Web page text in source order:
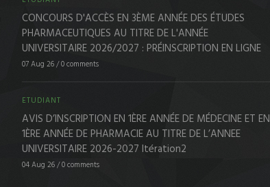
CONCOURS D'ACCÈS EN 3ÈME ANNÉE DES ÉTUDES
PHARMACEUTIQUES AU TITRE DE L'ANNÉE
UNIVERSITAIRE 2026/2027 : PRÉINSCRIPTION EN LIGNE
07 Aug 26/0 comments
ETUDIANT
AVIS D’INSCRIPTION EN 1ÈRE ANNÉE DE MÉDECINE ET EN
1ÈRE ANNÉE DE PHARMACIE AU TITRE DE L’ANNEE
UNIVERSITAIRE 2026-2027 Itération2
04 Aug 26/0 comments